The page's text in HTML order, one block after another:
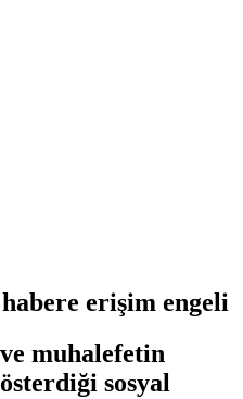
erişim engeli
muhalefetin
sosyal